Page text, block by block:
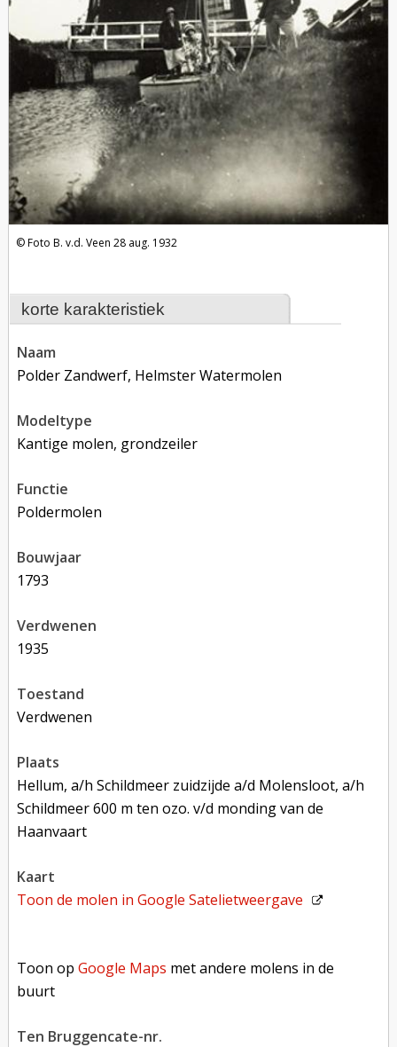
korte karakteristiek
naam
Polder Zandwerf, Helmster Watermolen
modeltype
Kantige molen, grondzeiler
functie
poldermolen
bouwjaar
1793
verdwenen
1935
toestand
verdwenen
plaats
Hellum, a/h Schildmeer zuidzijde a/d Molensloot, a/h
Schildmeer 600 m ten ozo. v/d monding van de
Haanvaart
kaart
Toon de molen inGoogle Satelietweergave
Toon opGoogle Maps met andere molens in de
buurt
Ten Bruggencate-nr.
Foto B. v.d. Veen 28 aug. 1932